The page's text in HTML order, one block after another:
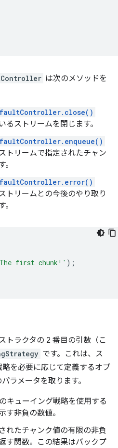
は次のメソッドを
るストリームを閉じます。
トリームで指定されたチャン
トリームとの今後のやり取り
first chunk!' );
トラクタの 2 番目の引数（こ
です。これは、ス
略を必要に応じて定義するオブ
ラメータを取ります。
キューイング戦略を使用する
す非負の数値。
れたチャンク値の有限の非負
す関数。この結果はバックプ